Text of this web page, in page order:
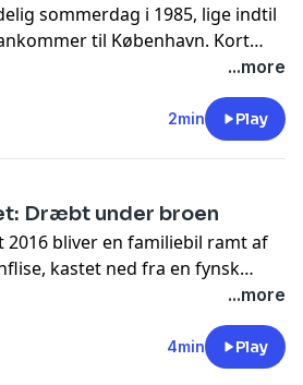
sommerdag i 1985, lige indtil
til København. Kort
midt i hovedstadens gader.
og politiet er slet ikke forberedt
er for første gang kommet
i detaljen fortæller i det her afsnit
...more
2min Play
Dræbt under broen
2016 bliver en familiebil ramt af
kastet ned fra en fynsk
bliver dræbt på stedet, og
Tragedien viser sig at
stenkast fra motorvejsbroer i
med dna fra mulige
...more
4min Play